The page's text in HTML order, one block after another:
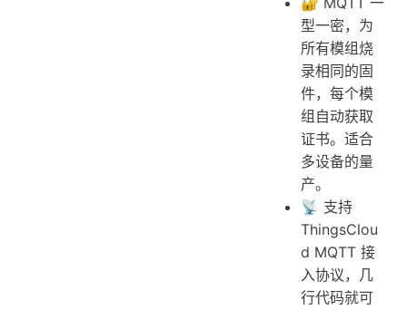
型一密，为
所有模组烧
录相同的固
件，每个模
组自动获取
证书。适合
多设备的量
产。
📡 支持
ThingsClou
d MQTT 接
入协议，几
行代码就可